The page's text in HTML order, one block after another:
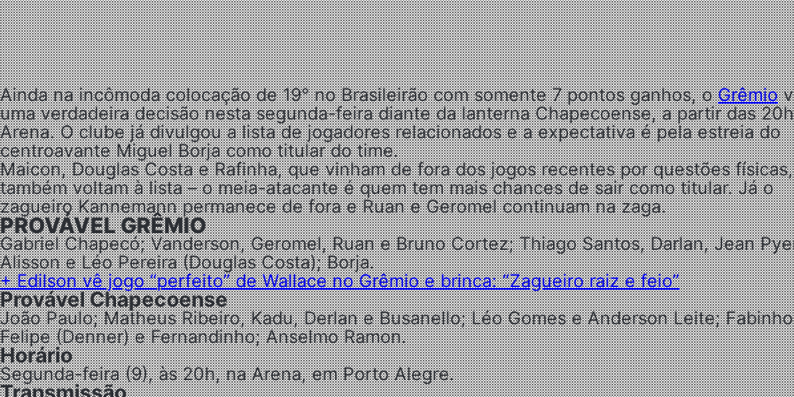
Ainda na incômoda colocação de 19° no Brasileirão com somente 7 pontos ganhos, oGrêmio
uma verdadeira decisão nesta segunda-feira diante da lanterna Chapecoense, a partir das
Arena. O clube já divulgou a lista de jogadores relacionados e a expectativa é pela estreia do
centroavante Miguel Borja como titular do time.
Maicon, Douglas Costa e Rafinha, que vinham de fora dos jogos recentes por questões físicas,
também voltam à lista – o meia-atacante é quem tem mais chances de sair como titular. Já o
zagueiro Kannemann permanece de fora e Ruan e Geromel continuam na zaga.
PROVÁVEL GRÊMIO
Gabriel Chapecó; Vanderson, Geromel, Ruan e Bruno Cortez; Thiago Santos, Darlan, Jean
Alisson e Léo Pereira (Douglas Costa); Borja.
+ Edilson vê jogo “perfeito” de Wallace no Grêmio e brinca: “Zagueiro raiz e feio”
Provável Chapecoense
João Paulo; Matheus Ribeiro, Kadu, Derlan e Busanello; Léo Gomes e Anderson Leite;
Felipe (Denner) e Fernandinho; Anselmo Ramon.
Horário
Segunda-feira (9), às 20h, na Arena, em Porto Alegre.